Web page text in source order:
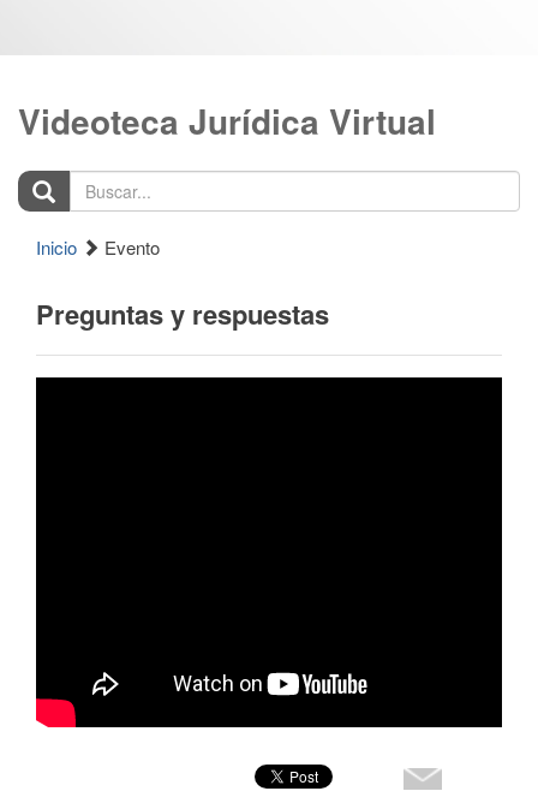
Videoteca Jurídica Virtual
Buscar...
Inicio Evento
Preguntas y respuestas